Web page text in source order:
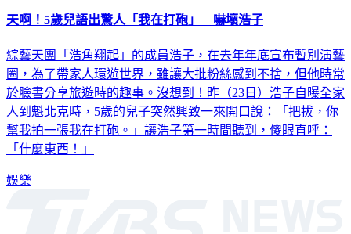
天啊！5歲兒語出驚人「我在打砲」 嚇壞浩子
綜藝天團「浩角翔起」的成員浩子，在去年年底宣布暫別演藝
圈，為了帶家人環遊世界，雖讓大批粉絲感到不捨，但他時常
於臉書分享旅遊時的趣事。沒想到！昨（23日）浩子自曝全家
人到魁北克時，5歲的兒子突然興致一來開口說：「把拔，你
幫我拍一張我在打砲。」讓浩子第一時間聽到，傻眼直呼：
「什麼東西！」
娛樂